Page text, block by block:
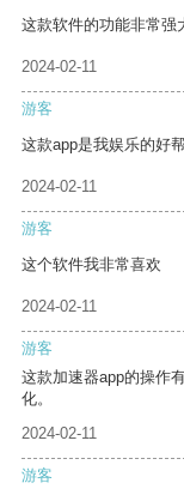
这款软件的功能非常强
2024-02-11
游客
这款app是我娱乐的好
2024-02-11
游客
这个软件我非常喜欢
2024-02-11
游客
这款加速器app的操作
化。
2024-02-11
游客